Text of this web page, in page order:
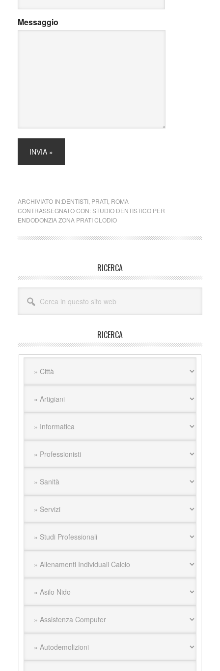
Messaggio
ARCHIVIATO IN:DENTISTI, PRATI, ROMA
CONTRASSEGNATO CON:STUDIO DENTISTICO PER
ENDODONZIA ZONA PRATI CLODIO
laterale
primaria
RICERCA
questo
RICERCA